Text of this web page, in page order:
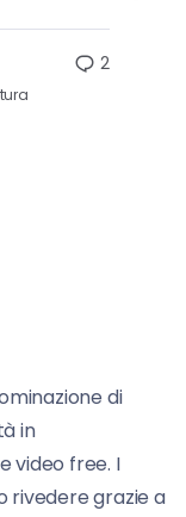
2
di
in
video free. I
rivedere grazie a